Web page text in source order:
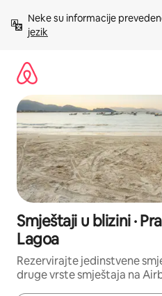
sadržaj
Neke su informacije
jezik
Smještaji u blizini ·
Lagoa
Rezervirajte jedinstvene
druge vrste smještaja na